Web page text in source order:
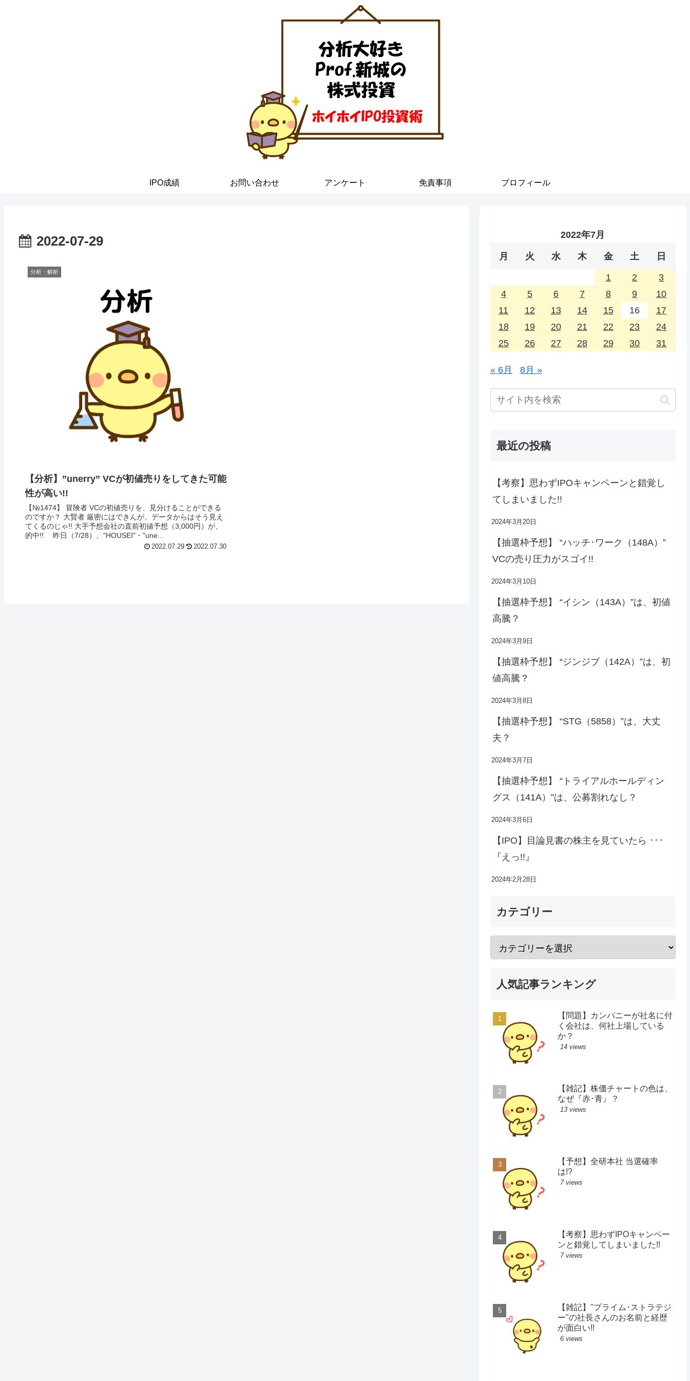
IPO成績 お問い合わせ アンケート 免責事項 プロフィール
2022-07-29
分析・解析
【分析】”unerry” VCが初値売りをしてきた可能
性が高い!!
【№1474】 冒険者 VCの初値売りを、見分けることができる
のですか？ 大賢者 厳密にはできんが、データからはそう見え
てくるのじゃ!! 大手予想会社の直前初値予想（3,000円）が、
的中!! 昨日（7/28）、"HOUSEI"・"une...
2022.07.29 2022.07.30
2022年7月
月 火 水 木 金 土 日
1 2
3
4
5 6 7 8 9
10
11
12 13 14 15 16
17
18
19 20 21 22 23
24
25
26 27 28 29 30 31
« 6月 8月 »
最近の投稿
【考察】思わずIPOキャンペーンと錯覚し
てしまいました!!
2024年3月20日
【抽選枠予想】 “ハッチ･ワーク（148A）”
VCの売り圧力がスゴイ!!
2024年3月10日
【抽選枠予想】 “イシン（143A）”は、初値
高騰？
2024年3月9日
【抽選枠予想】 “ジンジブ（142A）”は、初
値高騰？
2024年3月8日
【抽選枠予想】 “STG（5858）”は、大丈
夫？
2024年3月7日
【抽選枠予想】 “トライアルホールディン
グス（141A）”は、公募割れなし？
2024年3月6日
【IPO】目論見書の株主を見ていたら ･･･
『えっ!!』
2024年2月28日
カテゴリー
人気記事ランキング
【問題】カンパニーが社名に付
く会社は、何社上場している
か？
14 views
【雑記】株価チャートの色は、
なぜ『赤･青』？
13 views
【予想】全研本社 当選確率
は!?
7 views
【考察】思わずIPOキャンペー
ンと錯覚してしまいました!!
7 views
【雑記】"プライム･ストラテジ
ー"の社長さんのお名前と経歴
が面白い!!
6 views